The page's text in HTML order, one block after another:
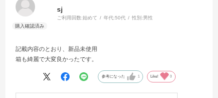
sj
ご利用回数:始めて 年代:50代 性別:男性
記載内容のとおり、新品未使用
箱も綺麗で大変良かったです。
参考になった 1 Like! 0